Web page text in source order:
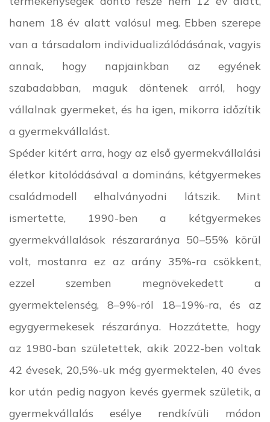
hanem 18 év alatt valósul meg. Ebben szerepe
van a társadalom individualizálódásának, vagyis
annak, hogy napjainkban az egyének
szabadabban, maguk döntenek arról, hogy
vállalnak gyermeket, és ha igen, mikorra időzítik
a gyermekvállalást.
Spéder kitért arra, hogy az első gyermekvállalási
életkor kitolódásával a domináns, kétgyermekes
családmodell elhalványodni látszik. Mint
ismertette, 1990-ben a kétgyermekes
gyermekvállalások részararánya 50–55% körül
volt, mostanra ez az arány 35%-ra csökkent,
ezzel szemben megnövekedett a
gyermektelenség, 8–9%-ról 18–19%-ra, és az
egygyermekesek részaránya. Hozzátette, hogy
az 1980-ban születettek, akik 2022-ben voltak
42 évesek, 20,5%-uk még gyermektelen, 40 éves
kor után pedig nagyon kevés gyermek születik, a
gyermekvállalás esélye rendkívüli módon